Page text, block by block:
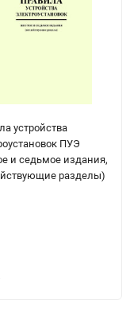
устройства
ПУЭ
и седьмое издания,
разделы)